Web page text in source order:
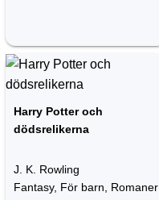
Harry Potter och
dödsrelikerna
J. K. Rowling
Fantasy, För barn, Romaner